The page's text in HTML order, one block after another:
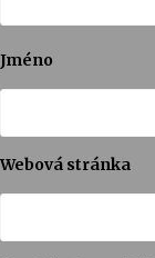
Jméno
Webová stránka